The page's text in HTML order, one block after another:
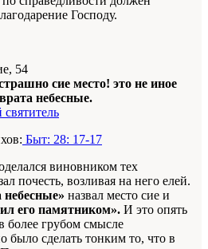
Господу.
54
сие место! это не иное
небесные.
Быт: 28: 17-17
виновником тех
почесть, возливая на него елей.
назвал место сие и
его памятником». И это опять
более грубом смысле
было сделать тонким то, что в